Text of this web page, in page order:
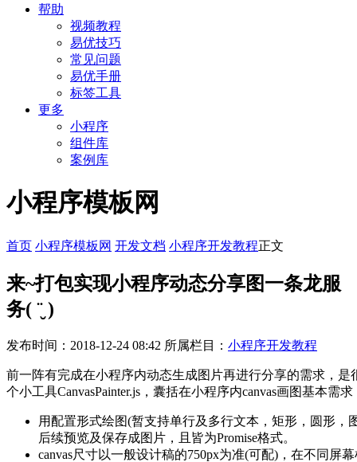
帮助
视频教程
易优技巧
常见问题
易优手册
标签工具
更多
小程序
组件库
案例库
小程序模板网
首页 小程序模板网 开发文档 小程序开发教程正文
来~打包实现小程序动态分享图一条龙服
务( ¨̮ )
发布时间：2018-12-24 08:42 所属栏目： 小程序开发教程
前一阵有完成在小程序内动态生成图片再进行分享的需求，是
个小工具CanvasPainter.js，囊括在小程序内canvas画图基本需求
用配置形式绘图(暂支持单行及多行文本，矩形，圆形，
后续预览及保存成图片，且皆为Promise格式。
canvas尺寸以一般设计稿的750px为准(可配)，在不同屏